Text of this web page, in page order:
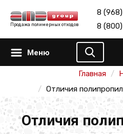
Продажа полимерных отходов
8
8
Меню
Главная
Отличия
Отличия